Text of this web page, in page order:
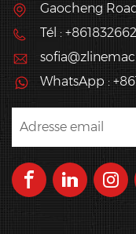
Gaocheng
Tél :
WhatsApp :